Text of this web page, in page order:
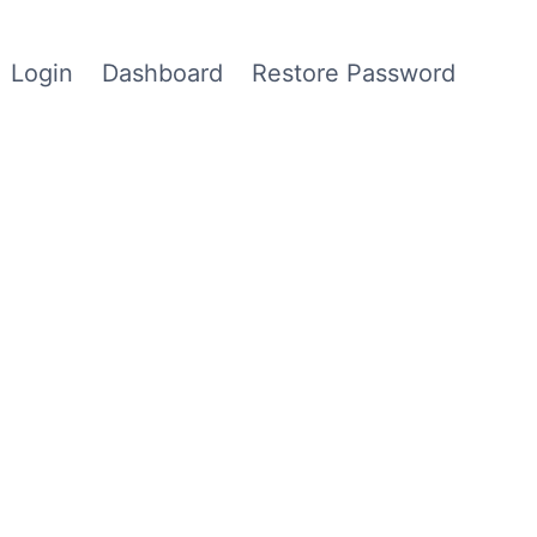
Login Dashboard Restore Password